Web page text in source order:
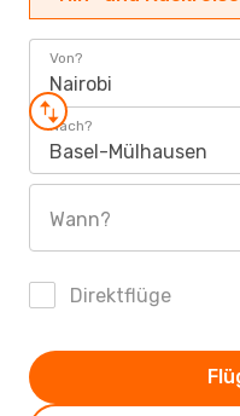
Von?
Nairobi
Nach?
Basel-Mülhausen
Wann?
Direktflüge